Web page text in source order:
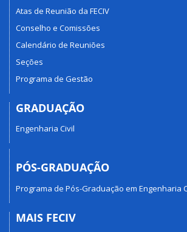
Atas de Reunião da FECIV
Conselho e Comissões
Calendário de Reuniões
Seções
Programa de Gestão
GRADUAÇÃO
Engenharia Civil
PÓS-GRADUAÇÃO
Programa de Pós-Graduação em Engenharia
MAIS FECIV